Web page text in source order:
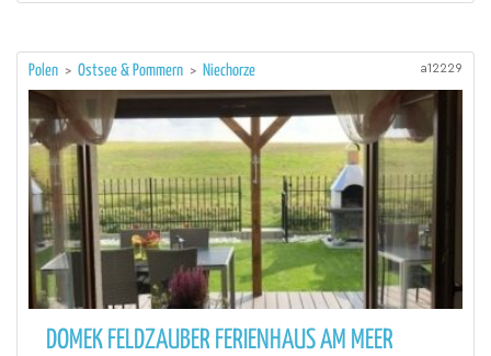
Polen > Ostsee & Pommern > Niechorze a12229
DOMEK FELDZAUBER FERIENHAUS AM MEER